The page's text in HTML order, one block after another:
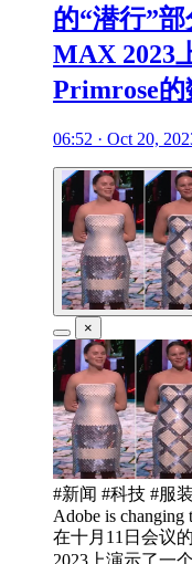
的“潜行”
MAX 2023
Primrose
06:52 · Oct 20,
×
#新闻 #科技 #服装
Adobe is changing
在十月11日会议
2023上演示了一